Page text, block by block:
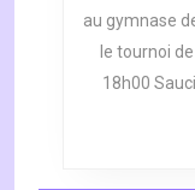
au gymnase
le tournoi
18h00